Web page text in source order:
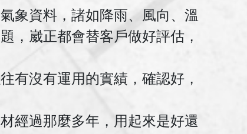
象資料，諸如降雨、風向、溫
，崴正都會替客戶做好評估，
有沒有運用的實績，確認好，
經過那麼多年，用起來是好還